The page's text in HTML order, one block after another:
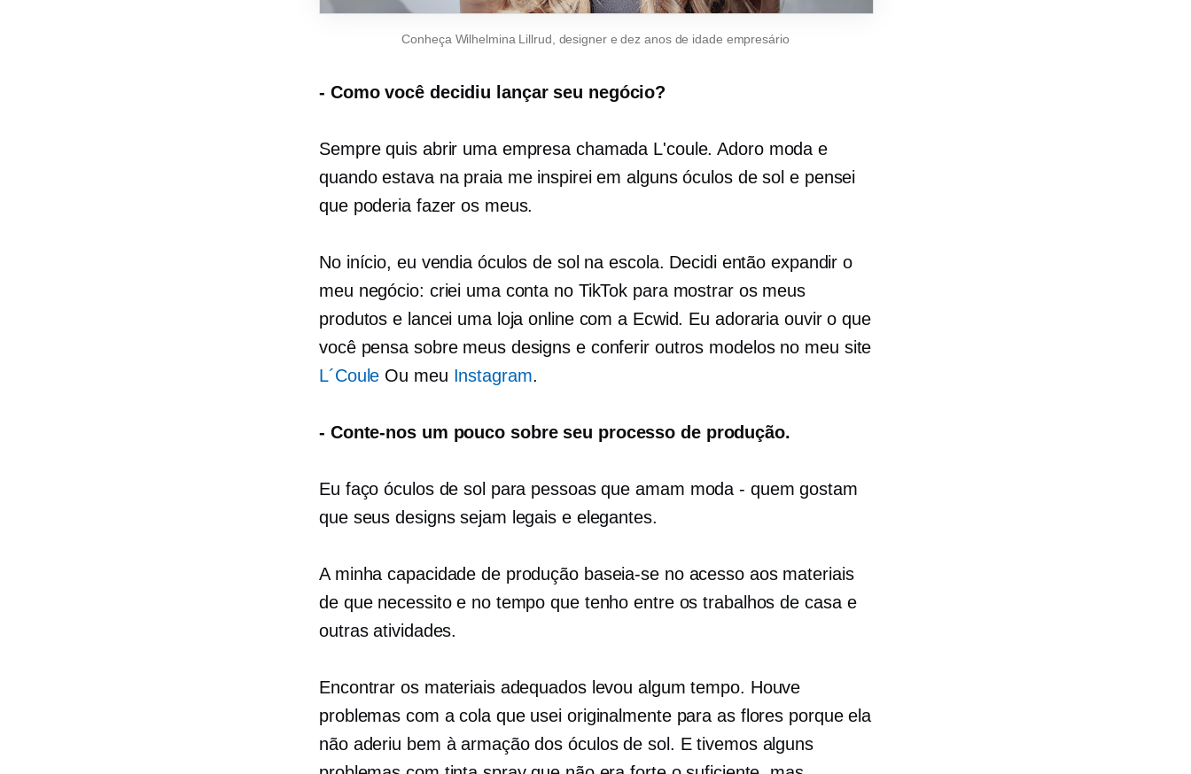
Conheça Wilhelmina Lillrud, designer edez anos de idade empresário
- Como você decidiu lançar seu negócio?
Sempre quis abrir uma empresa chamada L'coule. Adoro moda e
quando estava na praia me inspirei em alguns óculos de sol e pensei
que poderia fazer os meus.
No início, eu vendia óculos de sol na escola. Decidi então expandir o
meu negócio: criei uma conta no TikTok para mostrar os meus
produtos e lancei uma loja online com a Ecwid. Eu adoraria ouvir o que
você pensa sobre meus designs e conferir outros modelos no meu site
L´Coule Ou meu Instagram.
- Conte-nos um pouco sobre seu processo de produção.
Eu faço óculos de sol para pessoas que amam moda - quem gostam
que seus designs sejam legais e elegantes.
A minha capacidade de produção baseia-se no acesso aos materiais
de que necessito e no tempo que tenho entre os trabalhos de casa e
outras atividades.
Encontrar os materiais adequados levou algum tempo. Houve
problemas com a cola que usei originalmente para as flores porque ela
não aderiu bem à armação dos óculos de sol. E tivemos alguns